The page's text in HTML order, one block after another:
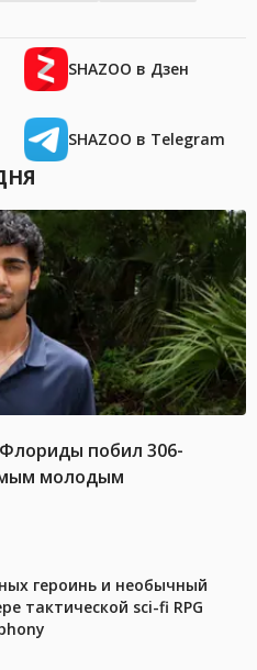
SHAZOO в Дзен
SHAZOO в Telegram
побил 306-
молодым
героинь и необычный
тактической sci-fi RPG